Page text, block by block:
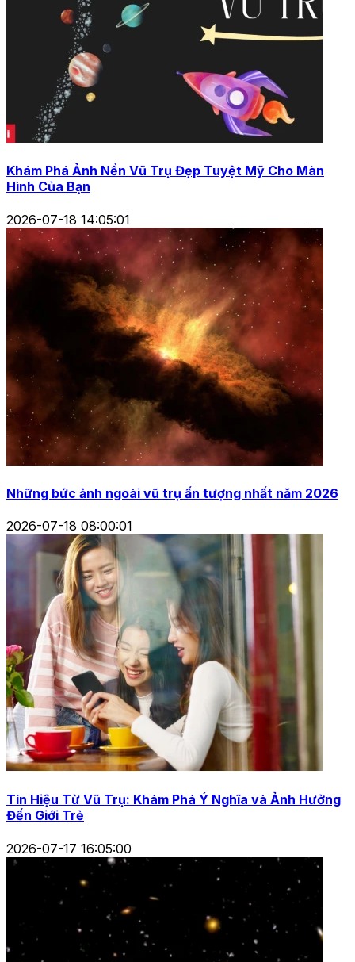
Khám Phá Ảnh Nền Vũ Trụ Đẹp Tuyệt Mỹ Cho Màn
Hình Của Bạn
2026-07-18 14:05:01
Những bức ảnh ngoài vũ trụ ấn tượng nhất năm 2026
2026-07-18 08:00:01
Tín Hiệu Từ Vũ Trụ: Khám Phá Ý Nghĩa và Ảnh Hưởng
Đến Giới Trẻ
2026-07-17 16:05:00